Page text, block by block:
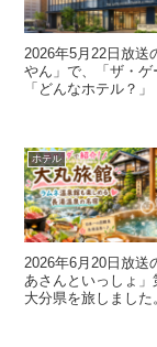
2026年5月22日放送
やん」で、「ザ・ゲ
「どんなホテル？
ホテル
2026年6月20日放送
あさんといっしょ
大分県を旅しました。 番組内で紹介された宿のひとつが、